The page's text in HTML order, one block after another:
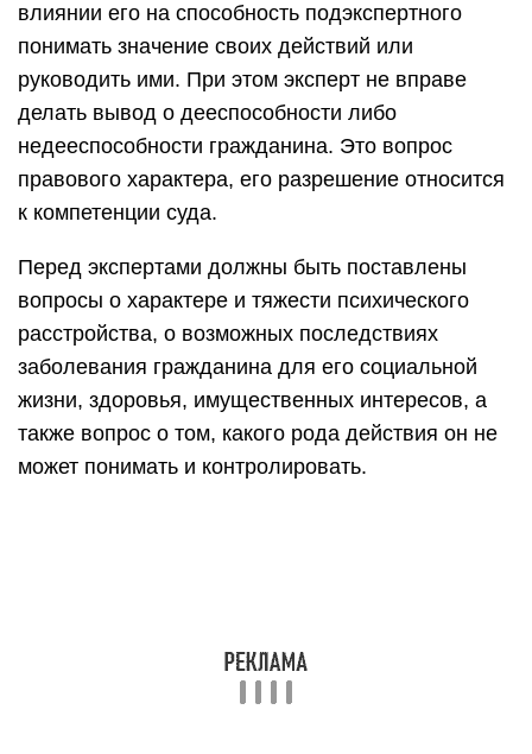
влиянии его на способность подэкспертного
понимать значение своих действий или
руководить ими. При этом эксперт не вправе
делать вывод о дееспособности либо
недееспособности гражданина. Это вопрос
правового характера, его разрешение относится
к компетенции суда.
Перед экспертами должны быть поставлены
вопросы о характере и тяжести психического
расстройства, о возможных последствиях
заболевания гражданина для его социальной
жизни, здоровья, имущественных интересов, а
также вопрос о том, какого рода действия он не
может понимать и контролировать.